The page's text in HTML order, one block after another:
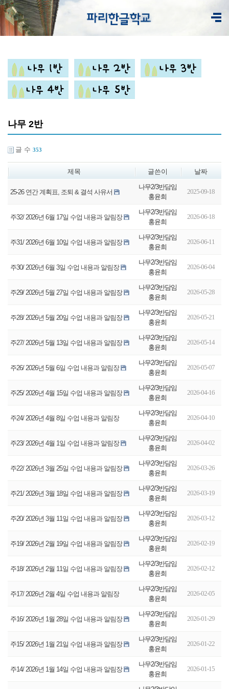
나무 2반
글 수 353
제목 글쓴이 날짜
25-26 연간 계획표, 조퇴 & 결석 사유서
나무2/3반담임
홍윤희
2025-09-18
주32/ 2026년 6월 17일 수업 내용과 알림장
나무2/3반담임
홍윤희
2026-06-18
주31/ 2026년 6월 10일 수업 내용과 알림장
나무2/3반담임
홍윤희
2026-06-11
주30/ 2026년 6월 3일 수업 내용과 알림장
나무2/3반담임
홍윤희
2026-06-04
주29/ 2026년 5월 27일 수업 내용과 알림장
나무2/3반담임
홍윤희
2026-05-28
주28/ 2026년 5월 20일 수업 내용과 알림장
나무2/3반담임
홍윤희
2026-05-21
주27/ 2026년 5월 13일 수업 내용과 알림장
나무2/3반담임
홍윤희
2026-05-14
주26/ 2026년 5월 6일 수업 내용과 알림장
나무2/3반담임
홍윤희
2026-05-07
주25/ 2026년 4월 15일 수업 내용과 알림장
나무2/3반담임
홍윤희
2026-04-16
주24/ 2026년 4월 8일 수업 내용과 알림장
나무2/3반담임
홍윤희
2026-04-10
주23/ 2026년 4월 1일 수업 내용과 알림장
나무2/3반담임
홍윤희
2026-04-02
주22/ 2026년 3월 25일 수업 내용과 알림장
나무2/3반담임
홍윤희
2026-03-26
주21/ 2026년 3월 18일 수업 내용과 알림장
나무2/3반담임
홍윤희
2026-03-19
주20/ 2026년 3월 11일 수업 내용과 알림장
나무2/3반담임
홍윤희
2026-03-12
주19/ 2026년 2월 19일 수업 내용과 알림장
나무2/3반담임
홍윤희
2026-02-19
주18/ 2026년 2월 11일 수업 내용과 알림장
나무2/3반담임
홍윤희
2026-02-12
주17/ 2026년 2월 4일 수업 내용과 알림장
나무2/3반담임
홍윤희
2026-02-05
주16/ 2026년 1월 28일 수업 내용과 알림장
나무2/3반담임
홍윤희
2026-01-29
주15/ 2026년 1월 21일 수업 내용과 알림장
나무2/3반담임
홍윤희
2026-01-22
주14/ 2026년 1월 14일 수업 내용과 알림장
나무2/3반담임
홍윤희
2026-01-15